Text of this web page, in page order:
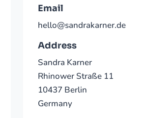
Email
hello@sandrakarner.de
Address
Sandra Karner
Rhinower Straße 11
10437 Berlin
Germany